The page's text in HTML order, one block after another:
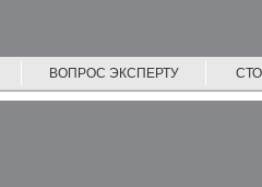
ВОПРОС ЭКСПЕРТУ